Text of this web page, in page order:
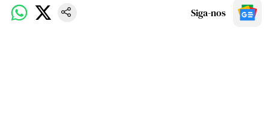
Siga-nos